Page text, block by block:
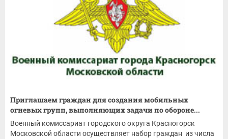
Приглашаем граждан для создания мобильных
огневых групп, выполняющих задачи по обороне...
Военный комиссариат городского округа Красногорск
Московской области осуществляет набор граждан из числа